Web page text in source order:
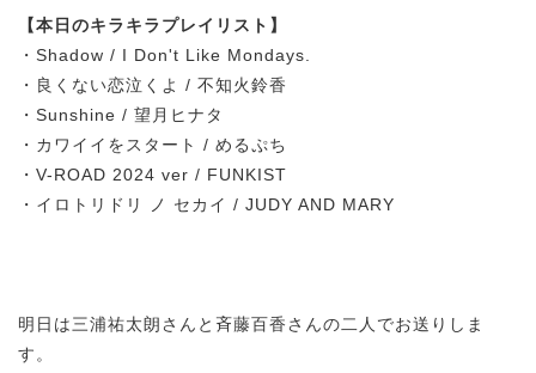
【本日のキラキラプレイリスト】
・Shadow / I Don't Like Mondays.
・良くない恋泣くよ / 不知火鈴香
・Sunshine / 望月ヒナタ
・カワイイをスタート / めるぷち
・V-ROAD 2024 ver / FUNKIST
・イロトリドリ ノ セカイ / JUDY AND MARY
明日は三浦祐太朗さんと斉藤百香さんの二人でお送りしま
す。